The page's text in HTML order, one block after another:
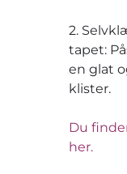
2.
tapet:
en glat
klister.
Du
her.